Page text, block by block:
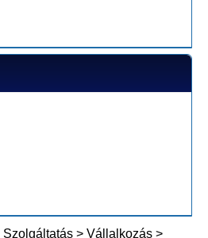
Szolgáltatás >Vállalkozás >